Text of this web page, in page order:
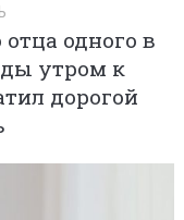
одного в
утром к
дорогой